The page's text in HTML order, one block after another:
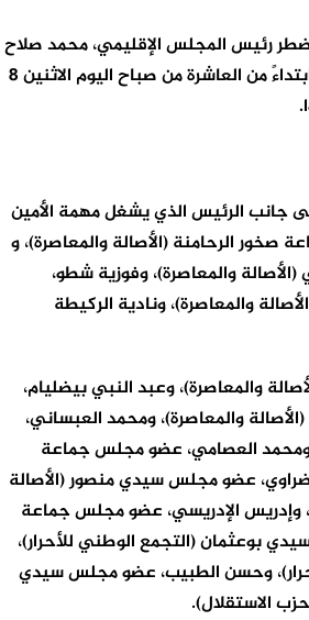
اضطر رئيس المجلس الإقليمي، محمد صلاح
الخير، لرفع جلسة الدورة العادية لشهر يونيو، التي كان مقرّرا أن تنعقد، ابتداءً من العاشرة من صباح اليوم الاثنين 8
الأمر، إلى جانب الرئيس الذي يشغل مهمة الأمين
صخور الرحامنة (الأصالة والمعاصرة)، و
والمعاصرة)، وفوزية شطو،
والمعاصرة)، ونادية الركيطة
والمعاصرة)، وعبد النبي بيضليام،
والمعاصرة)، ومحمد العبساني،
ومحمد العصامي، عضو مجلس جماعة
عضو مجلس سيدي منصور (الأصالة
وإدريس الإدريسي، عضو مجلس جماعة
بوعثمان (التجمع الوطني للأحرار)،
وحسن الطبيب، عضو مجلس سيدي
الاستقلال).